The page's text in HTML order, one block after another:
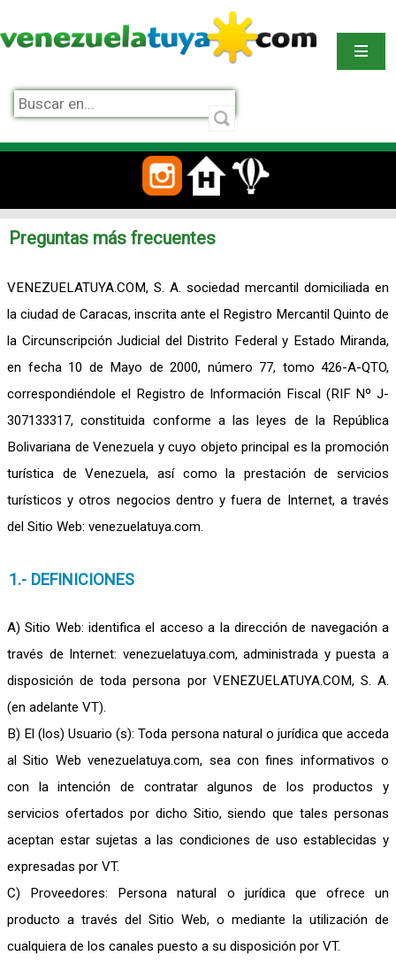
Preguntas más frecuentes
VENEZUELATUYA.COM, S. A. sociedad mercantil domiciliada en
la ciudad de Caracas, inscrita ante el Registro Mercantil Quinto de
la Circunscripción Judicial del Distrito Federal y Estado Miranda,
en fecha 10 de Mayo de 2000, número 77, tomo 426-A-QTO,
correspondiéndole el Registro de Información Fiscal (RIF Nº J-
307133317, constituida conforme a las leyes de la República
Bolivariana de Venezuela y cuyo objeto principal es la promoción
turística de Venezuela, así como la prestación de servicios
turísticos y otros negocios dentro y fuera de Internet, a través
del Sitio Web: venezuelatuya.com.
1.- DEFINICIONES
A) Sitio Web: identifica el acceso a la dirección de navegación a
través de Internet: venezuelatuya.com, administrada y puesta a
disposición de toda persona por VENEZUELATUYA.COM, S. A.
(en adelante VT).
B) El (los) Usuario (s): Toda persona natural o jurídica que acceda
al Sitio Web venezuelatuya.com, sea con fines informativos o
con la intención de contratar algunos de los productos y
servicios ofertados por dicho Sitio, siendo que tales personas
aceptan estar sujetas a las condiciones de uso establecidas y
expresadas por VT.
C) Proveedores: Persona natural o jurídica que ofrece un
producto a través del Sitio Web, o mediante la utilización de
cualquiera de los canales puesto a su disposición por VT.